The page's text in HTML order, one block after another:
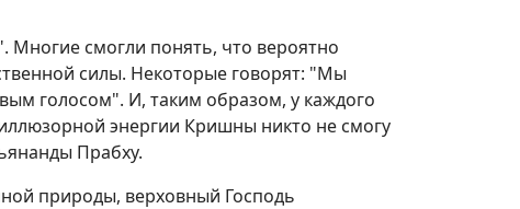
смогли понять, что вероятно
силы. Некоторые говорят: "Мы
голосом". И, таким образом, у каждого
энергии Кришны никто не смогу
Прабху.
природы, верховный Господь